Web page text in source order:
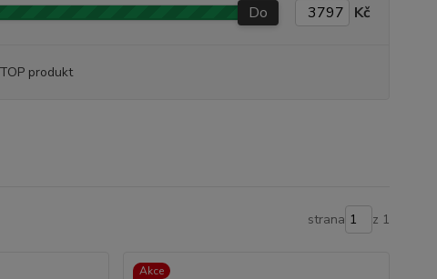
Do Kč
TOP produkt
strana z 1
Akce